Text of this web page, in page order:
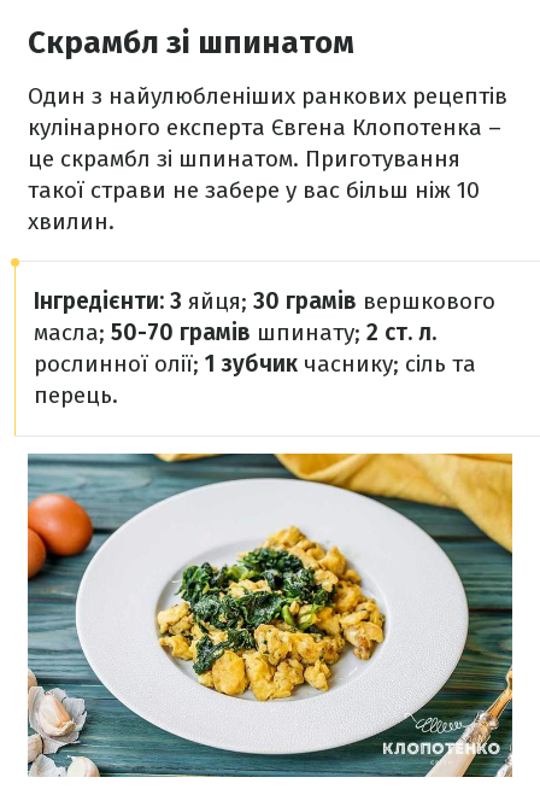
Скрамбл зі шпинатом
Один з найулюбленіших ранкових рецептів
кулінарного експерта Євгена Клопотенка –
це скрамбл зі шпинатом. Приготування
такої страви не забере у вас більш ніж 10
хвилин.
Інгредієнти: 3 яйця; 30 грамів вершкового
масла; 50-70 грамів шпинату; 2 ст. л.
рослинної олії; 1 зубчик часнику; сіль та
перець.